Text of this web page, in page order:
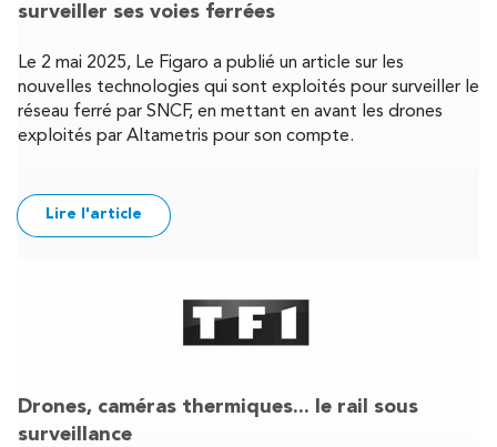
surveiller ses voies ferrées
Le 2 mai 2025, Le Figaro a publié un article sur les
nouvelles technologies qui sont exploités pour surveiller le
réseau ferré par SNCF, en mettant en avant les drones
exploités par Altametris pour son compte.
Lire l'article
Drones, caméras thermiques... le rail sous
surveillance